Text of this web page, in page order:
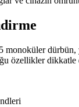
dürbün,
özellikler